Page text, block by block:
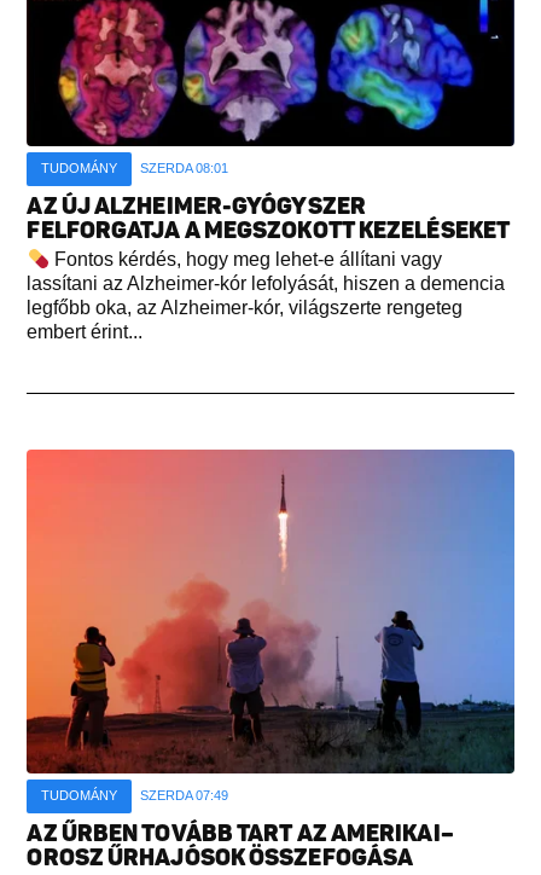
TUDOMÁNY SZERDA 08:01
AZ ÚJ ALZHEIMER-GYÓGYSZER
FELFORGATJA A MEGSZOKOTT KEZELÉSEKET
Fontos kérdés, hogy meg lehet-e állítani vagy
lassítani az Alzheimer-kór lefolyását, hiszen a demencia
legfőbb oka, az Alzheimer-kór, világszerte rengeteg
embert érint...
TUDOMÁNY SZERDA 07:49
AZ ŰRBEN TOVÁBB TART AZ AMERIKAI–
OROSZ ŰRHAJÓSOK ÖSSZEFOGÁSA